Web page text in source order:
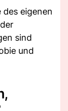
des eigenen
sind
und